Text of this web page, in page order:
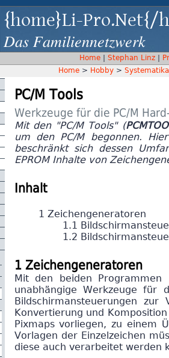
{home}Li-Pro.Net{/
Das Familiennetzwerk
Home| Stephan Linz|
Home > Hobby > Systematika
PC/M Tools
Werkzeuge für die PC/M
Mit den "PC/M Tools" (
um den PC/M begonnen.
beschränkt sich dessen
EPROM Inhalte von
Inhalt
1 Zeichengeneratoren
1.1
1.2
1 Zeichengeneratoren
Mit den beiden Programmen
unabhängige Werkzeuge für
Bildschirmansteuerungen
Konvertierung und
Pixmaps vorliegen, zu einem
Vorlagen der Einzelzeichen
diese auch verarbeitet werden